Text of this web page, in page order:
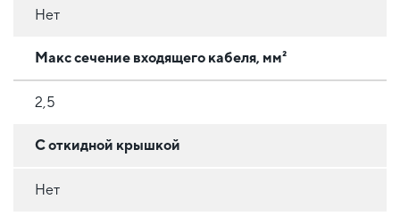
Нет
Макс сечение входящего кабеля, мм²
2,5
С откидной крышкой
Нет